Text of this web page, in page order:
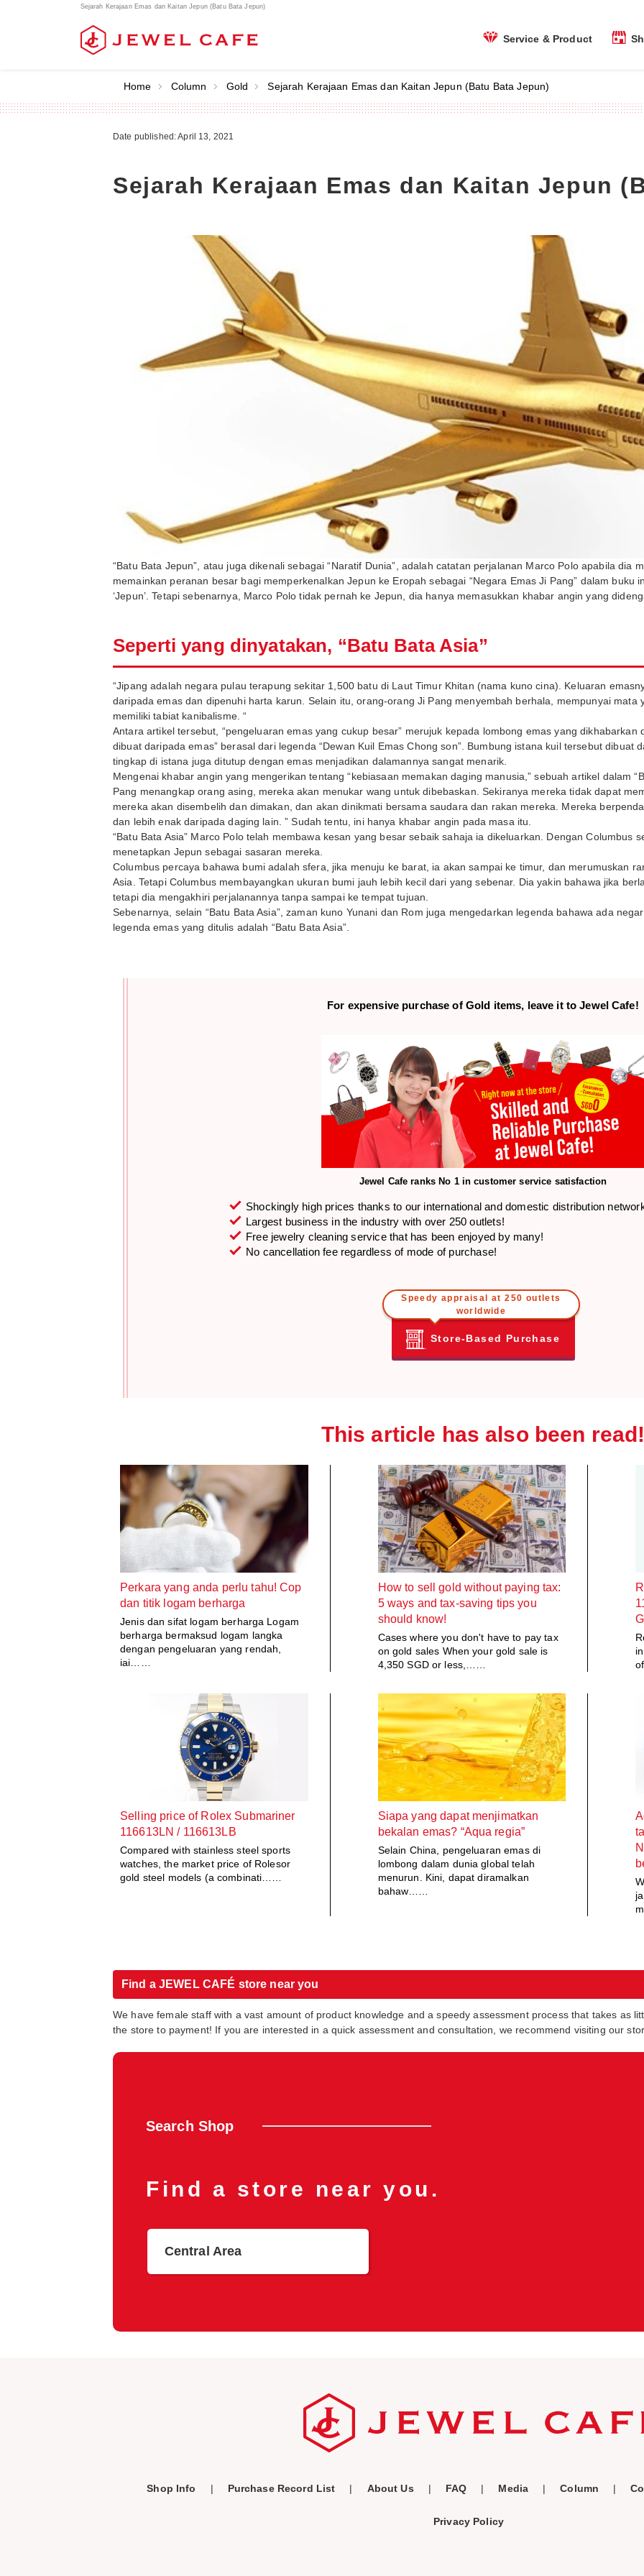
Sejarah Kerajaan Emas dan Kaitan Jepun (Batu Bata Jepun)
Service & Product
Home Column Gold Sejarah Kerajaan Emas dan Kaitan Jepun (Batu Bata Jepun)
Date published: April 13, 2021
Sejarah Kerajaan Emas dan Kaitan Jepun
“Batu Bata Jepun”, atau juga dikenali sebagai “Naratif Dunia”, adalah catatan perjalanan Marco Polo apabila dia
memainkan peranan besar bagi memperkenalkan Jepun ke Eropah sebagai “Negara Emas Ji Pang” dalam buku
‘Jepun’. Tetapi sebenarnya, Marco Polo tidak pernah ke Jepun, dia hanya memasukkan khabar angin yang
Seperti yang dinyatakan, “Batu Bata Asia”
“Jipang adalah negara pulau terapung sekitar 1,500 batu di Laut Timur Khitan (nama kuno cina). Keluaran
daripada emas dan dipenuhi harta karun. Selain itu, orang-orang Ji Pang menyembah berhala, mempunyai mata
memiliki tabiat kanibalisme. “
Antara artikel tersebut, “pengeluaran emas yang cukup besar” merujuk kepada lombong emas yang
dibuat daripada emas” berasal dari legenda “Dewan Kuil Emas Chong son”. Bumbung istana kuil tersebut dibuat
tingkap di istana juga ditutup dengan emas menjadikan dalamannya sangat menarik.
Mengenai khabar angin yang mengerikan tentang “kebiasaan memakan daging manusia,” sebuah artikel dalam
Pang menangkap orang asing, mereka akan menukar wang untuk dibebaskan. Sekiranya mereka tidak dapat
mereka akan disembelih dan dimakan, dan akan dinikmati bersama saudara dan rakan mereka. Mereka
dan lebih enak daripada daging lain. ” Sudah tentu, ini hanya khabar angin pada masa itu.
“Batu Bata Asia” Marco Polo telah membawa kesan yang besar sebaik sahaja ia dikeluarkan. Dengan Columbus
menetapkan Jepun sebagai sasaran mereka.
Columbus percaya bahawa bumi adalah sfera, jika menuju ke barat, ia akan sampai ke timur, dan merumuskan
Asia. Tetapi Columbus membayangkan ukuran bumi jauh lebih kecil dari yang sebenar. Dia yakin bahawa jika
tetapi dia mengakhiri perjalanannya tanpa sampai ke tempat tujuan.
Sebenarnya, selain “Batu Bata Asia”, zaman kuno Yunani dan Rom juga mengedarkan legenda bahawa ada
legenda emas yang ditulis adalah “Batu Bata Asia”.
For expensive purchase of Gold items, leave it to Jewel Cafe!
Jewel Cafe ranks No 1 in customer service satisfaction
Shockingly high prices thanks to our international and domestic distribution
Largest business in the industry with over 250 outlets!
Free jewelry cleaning service that has been enjoyed by many!
No cancellation fee regardless of mode of purchase!
Speedy appraisal at 250 outlets
worldwide
Store-Based Purchase
This article has also been
Perkara yang anda perlu tahu! Cop
dan titik logam berharga
Jenis dan sifat logam berharga Logam
berharga bermaksud logam langka
dengan pengeluaran yang rendah,
iai……
How to sell gold without paying tax:
5 ways and tax-saving tips you
should know!
Cases where you don't have to pay tax
on gold sales When your gold sale is
4,350 SGD or less,……
Selling price of Rolex Submariner
116613LN / 116613LB
Compared with stainless steel sports
watches, the market price of Rolesor
gold steel models (a combinati……
Siapa yang dapat menjimatkan
bekalan emas? “Aqua regia”
Selain China, pengeluaran emas di
lombong dalam dunia global telah
menurun. Kini, dapat diramalkan
bahaw……
Find a JEWEL CAFÉ store near you
We have female staff with a vast amount of product knowledge and a speedy assessment process that takes as
the store to payment! If you are interested in a quick assessment and consultation, we recommend visiting our
Search Shop
Find a store near you.
Central Area
Shop Info Purchase Record List About Us FAQ Media Column
Privacy Policy